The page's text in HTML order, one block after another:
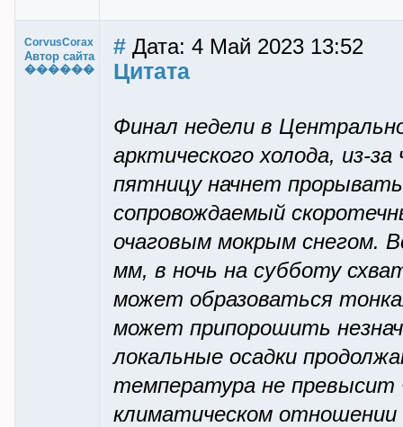
CorvusCorax
Автор сайта
������
# Дата: 4 Май 2023 13:52
Цитата
Финал недели в
арктического холода, из-
пятницу начнет
сопровождаемый
очаговым мокрым снегом.
мм, в ночь на субботу
может образоваться
может припорошить
локальные осадки
температура не
климатическом отношении